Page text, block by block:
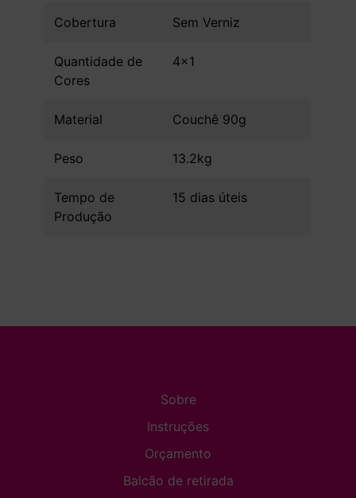
Cobertura Sem Verniz
Quantidade de
Cores
4x1
Material Couchê 90g
Peso 13.2kg
Tempo de
Produção
15 dias úteis
Sobre
Instruções
Orçamento
Balcão de retirada